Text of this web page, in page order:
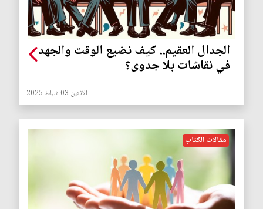
الجدال العقيم.. كيف نضيع الوقت والجهد
في نقاشات بلا جدوى؟
الأثنين 03 شباط 2025
مقالات الكتاب